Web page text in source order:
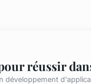
réussir
développement